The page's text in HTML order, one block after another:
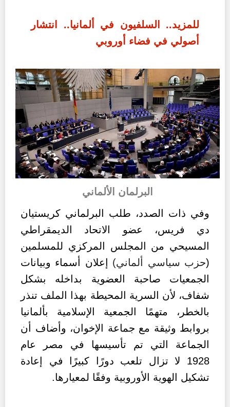
للمزيد.. السلفيون في ألمانيا.. انتشار
أصولي في فضاء أوروبي
البرلمان الألماني
وفي ذات الصدد، طلب البرلماني كريستيان
دي فريس، عضو الاتحاد الديمقراطي
المسيحي من المجلس المركزي للمسلمين
(حزب سياسي ألماني) إعلان أسماء وبيانات
الجمعيات صاحبة العضوية بداخله بشكل
شفاف، لأن السرية المحيطة بهذا الملف تنذر
بالخطر، متهمًا الجمعية الإسلامية بألمانيا
بروابط وثيقة مع جماعة الإخوان، وأضاف أن
الجماعة التي تم تأسيسها في مصر عام
1928 لا تزال تلعب دورًا كبيرًا في إعادة
تشكيل الهوية الأوروبية وفقًا لمعيارها.